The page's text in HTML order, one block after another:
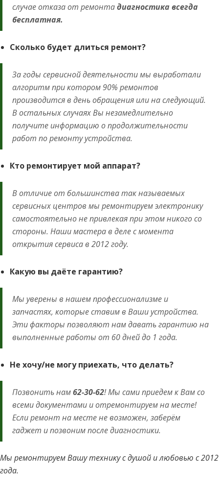
случае отказа от ремонтадиагностика всегда
бесплатная.
Сколько будет длиться ремонт?
За годы сервисной деятельности мы выработали
алгоритм при котором 90% ремонтов
производится в день обращения или на следующий.
В остальных случаях Вы незамедлительно
получите информацию о продолжительности
работ по ремонту устройства.
Кто ремонтирует мой аппарат?
В отличие от большинства так называемых
сервисных центров мы ремонтируем электронику
самостоятельно не привлекая при этом никого со
стороны. Наши мастера в деле с момента
открытия сервиса в 2012 году.
Какую вы даёте гарантию?
Мы уверены в нашем профессионализме и
запчастях, которые ставим в Ваши устройства.
Эти факторы позволяют нам давать гарантию на
выполненные работы от 60 дней до 1 года.
Не хочу/не могу приехать, что делать?
Позвонить нам62-30-62! Мы сами приедем к Вам со
всеми документами и отремонтируем на месте!
Если ремонт на месте не возможен, заберём
гаджет и позвоним после диагностики.
Мы ремонтируем Вашу технику с душой и любовью с 2012
года.